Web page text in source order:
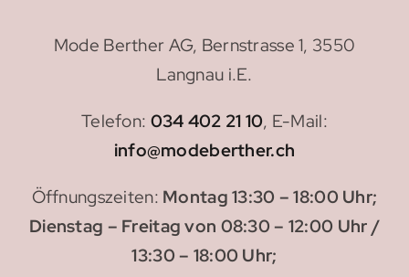
Mode Berther AG, Bernstrasse 1, 3550
Langnau i.E.
Telefon: 034 402 21 10, E-Mail:
info@modeberther.ch
Öffnungszeiten: Montag 13:30 – 18:00 Uhr;
Dienstag – Freitag von 08:30 – 12:00 Uhr /
13:30 – 18:00 Uhr;